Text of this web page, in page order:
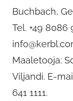
Buchbach,
Tel. +49 8086
Maaletooja:
Viljandi. E-
641 1111.